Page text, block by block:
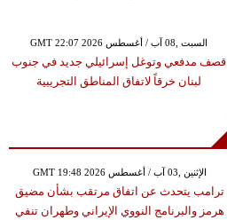
GMT 22:07 2026 السبت ,08 آب / أغسطس
قصف مدفعي وتوغل إسرائيلي جديد في جنوب
لبنان خرقاً لاتفاق المناطق التجريبية
GMT 19:48 2026 الإثنين ,03 آب / أغسطس
ترامب يتحدث عن اتفاق مرتقب بشأن مضيق
هرمز والبرنامج النووي الإيراني وطهران تنفي